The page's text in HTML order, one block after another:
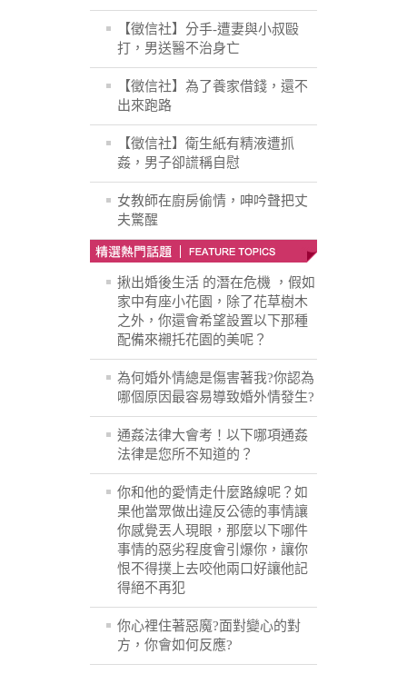
【徵信社】分手-遭妻與小叔毆
打，男送醫不治身亡
【徵信社】為了養家借錢，還不
出來跑路
【徵信社】衛生紙有精液遭抓
姦，男子卻謊稱自慰
女教師在廚房偷情，呻吟聲把丈
夫驚醒
揪出婚後生活 的潛在危機 ，假如
家中有座小花園，除了花草樹木
之外，你還會希望設置以下那種
配備來襯托花園的美呢？
為何婚外情總是傷害著我?你認為
哪個原因最容易導致婚外情發生?
通姦法律大會考！以下哪項通姦
法律是您所不知道的？
你和他的愛情走什麼路線呢？如
果他當眾做出違反公德的事情讓
你感覺丟人現眼，那麼以下哪件
事情的惡劣程度會引爆你，讓你
恨不得撲上去咬他兩口好讓他記
得絕不再犯
你心裡住著惡魔?面對變心的對
方，你會如何反應?